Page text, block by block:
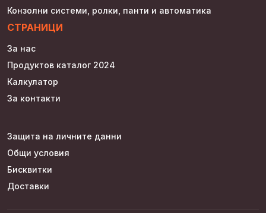
Конзолни системи, ролки, панти и автоматика
СТРАНИЦИ
За нас
Продуктов каталог 2024
Калкулатор
За контакти
Защита на личните данни
Общи условия
Бисквитки
Доставки